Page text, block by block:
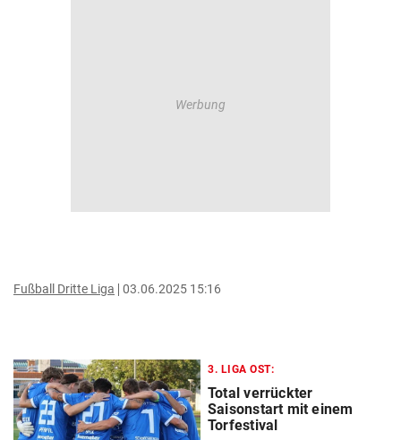
Fußball Dritte Liga 03.06.2025 15:16
3. LIGA OST:
Total verrückter
Saisonstart mit einem
Torfestival